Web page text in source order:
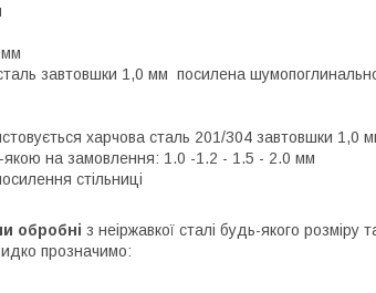
мм
завтовшки 1,0 мм посилена
харчова сталь 201/304 завтовшки 1,0
на замовлення: 1.0 -1.2 - 1.5 - 2.0 мм
стільниці
обробні з неіржавкої сталі будь-якого розміру
прозначимо: